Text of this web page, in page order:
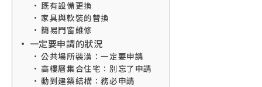
既有設備更換
家具與軟裝的替換
簡易門窗維修
一定要申請的狀況
公共場所裝潢：一定要申請
高樓層集合住宅：別忘了申請
動到建築結構：務必申請